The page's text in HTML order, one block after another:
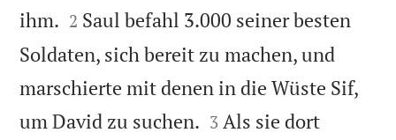
ihm. 

2 Saul befahl 3.000 seiner besten
Soldaten, sich bereit zu machen, und
marschierte mit denen in die Wüste Sif,
um David zu suchen. 

3 Als sie dort